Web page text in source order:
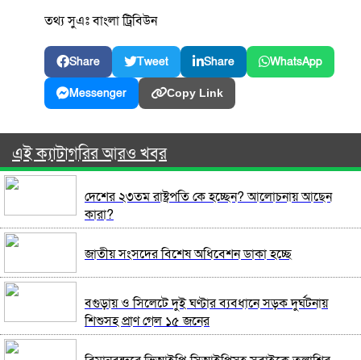
তথ্য সুএঃ বাংলা ট্রিবিউন
Share Tweet Share WhatsApp
Messenger Copy Link
এই ক্যাটাগরির আরও খবর
দেশের ২৩তম রাষ্ট্রপতি কে হচ্ছেন? আলোচনায় আছেন
কারা?
জাতীয় সংসদের বিশেষ অধিবেশন ডাকা হচ্ছে
বগুড়ায় ও সিলেটে দুই ঘণ্টার ব্যবধানে সড়ক দুর্ঘটনায়
শিশুসহ প্রাণ গেল ১৫ জনের